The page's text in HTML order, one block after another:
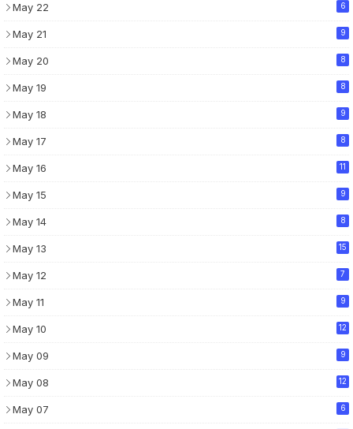
May 22 6
May 21 9
May 20 8
May 19 8
May 18 9
May 17 8
May 16 11
May 15 9
May 14 8
May 13 15
May 12 7
May 11 9
May 10 12
May 09 9
May 08 12
May 07 6